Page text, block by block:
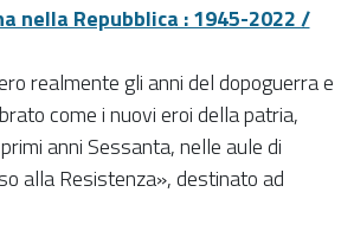
nella Repubblica : 1945-2022 /
realmente gli anni del dopoguerra e
come i nuovi eroi della patria,
anni Sessanta, nelle aule di
alla Resistenza», destinato ad